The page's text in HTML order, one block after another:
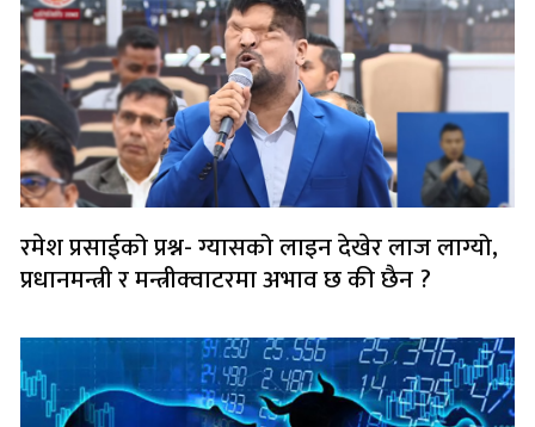
रमेश प्रसाईको प्रश्न- ग्यासको लाइन देखेर लाज लाग्यो,
प्रधानमन्त्री र मन्त्रीक्वाटरमा अभाव छ की छैन ?